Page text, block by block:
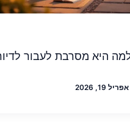
היא מסרבת לעבור
אפריל 19, 2026